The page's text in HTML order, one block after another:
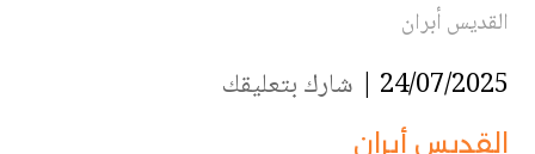
القديس أبران
24/07/2025 | شارك بتعليقك
القديس أبران